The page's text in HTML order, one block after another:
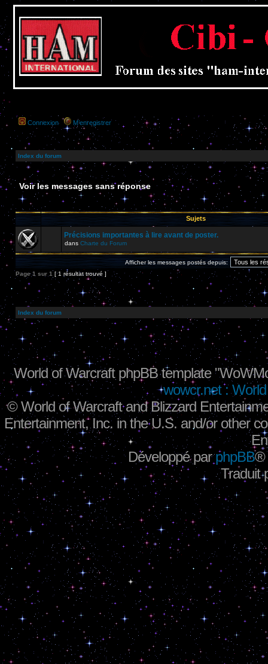
Connexion M’enregistrer
Index du forum
Voir les messages sans réponse
Sujets
Précisions importantes à lire avant de poster.
dans Charte du Forum
Afficher les messages postés depuis:
Page 1 sur 1 [ 1 résultat trouvé ]
Index du forum
World of Warcraft phpBB template
wowcr.net :
©World of Warcraft and Blizzard
Entertainment, Inc. in the U.S. and/or other
Développé parphpBB®
Traduit